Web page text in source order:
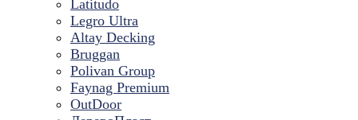
Latitudo
Legro Ultra
Altay Decking
Bruggan
Polivan Group
Faynag Premium
OutDoor